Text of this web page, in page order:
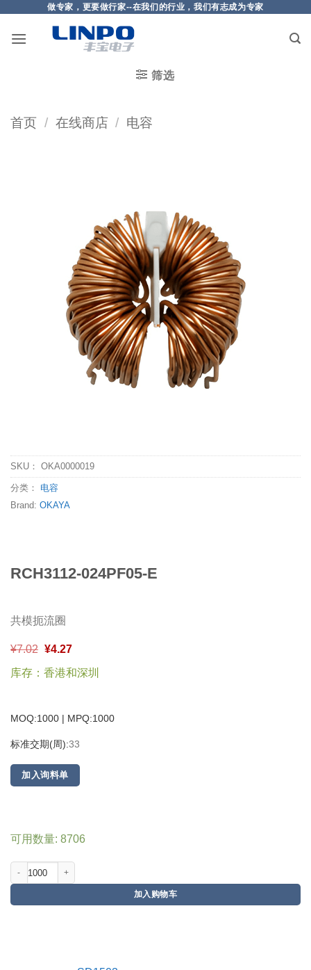
做专家，更要做行家--在我们的行业，我们有志成为专家
筛选
首页 / 在线商店 / 电容
SKU： OKA0000019
分类： 电容
Brand: OKAYA
RCH3112-024PF05-E
共模扼流圈
¥7.02 ¥4.27
库存：香港和深圳
MOQ:1000 | MPQ:1000
标准交期(周):33
加入询料单
可用数量: 8706
加入购物车